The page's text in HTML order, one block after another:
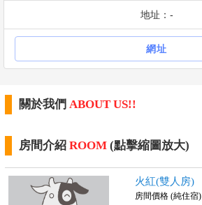
地址：-
網址
關於我們 ABOUT US!!
房間介紹 ROOM (點擊縮圖放大)
火紅(雙人房)
房間價格 (純住宿)